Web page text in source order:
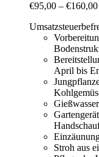
€95,00 – €160,00
April bis
Stroh aus